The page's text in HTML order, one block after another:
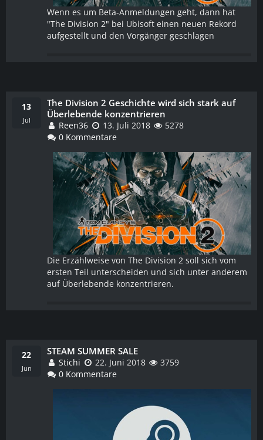
Wenn es um Beta-Anmeldungen geht, dann hat
"The Division 2" bei Ubisoft einen neuen Rekord
aufgestellt und den Vorgänger geschlagen
13
Jul
The Division 2 Geschichte wird sich stark auf
Überlebende konzentrieren
Reen36 13. Juli 2018
5278
0 Kommentare
Die Erzählweise von The Division 2 soll sich vom
ersten Teil unterscheiden und sich unter anderem
auf Überlebende konzentrieren.
WEITERLESEN
22
Jun
STEAM SUMMER SALE
Stichi 22. Juni 2018
3759
0 Kommentare